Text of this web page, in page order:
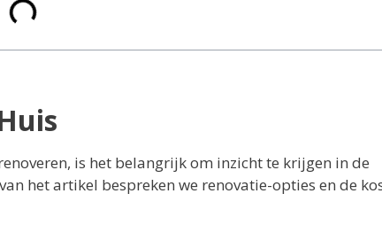
is het belangrijk om inzicht te krijgen in de
het artikel bespreken we renovatie-opties en de